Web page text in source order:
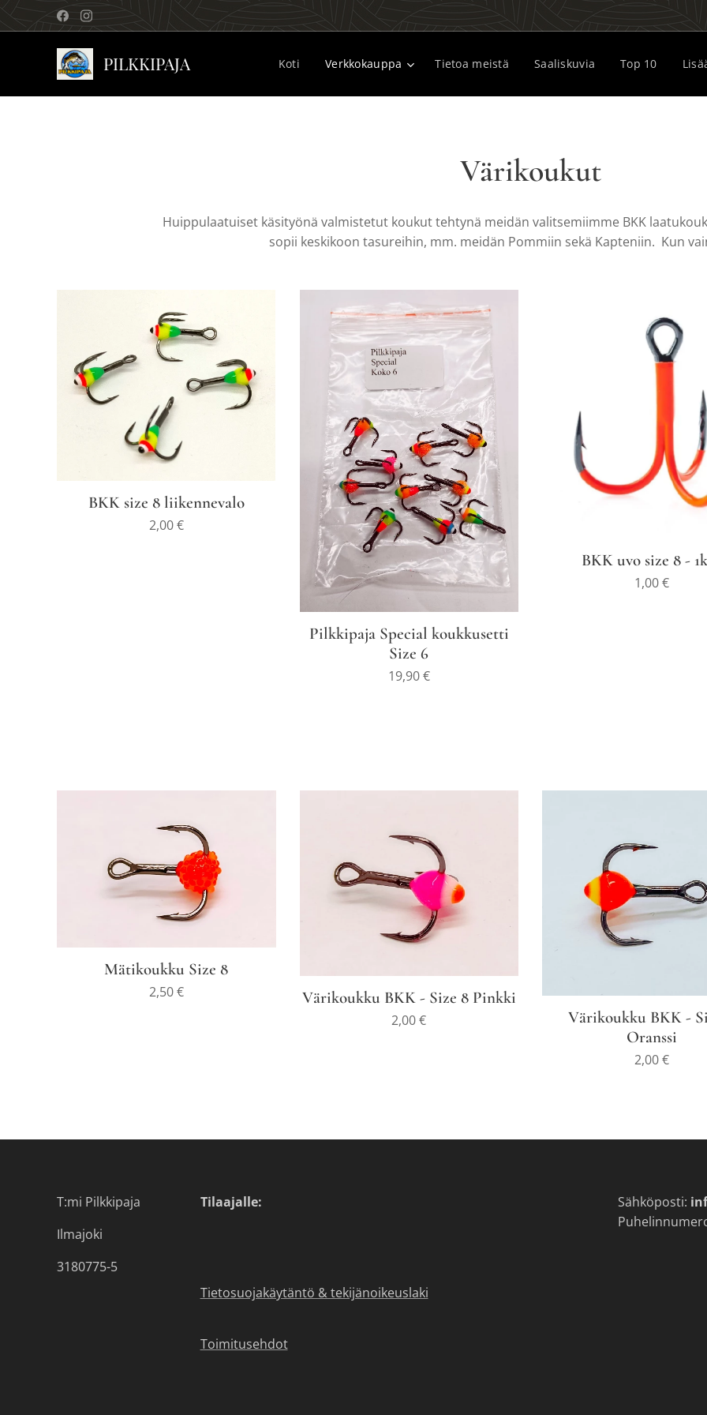
PILKKIPAJA Koti Verkkokauppa Tietoa meistä Saaliskuvia Top 10
Värikoukut
Huippulaatuiset käsityönä valmistetut koukut tehtynä meidän valitsemiimme BKK
sopii keskikoon tasureihin, mm. meidän Pommiin sekä Kapteniin. Kun
BKK size 8 liikennevalo
2,00€
Pilkkipaja Special koukkusetti
Size 6
19,90€
BKK uvo size 8 -
1,00€
Mätikoukku Size 8
2,50€ Värikoukku BKK - Size 8 Pinkki
2,00€
Värikoukku BKK -
Oranssi
2,00€
T:mi Pilkkipaja
Ilmajoki
3180775-5
Tilaajalle: Sähköposti:
Tietosuojakäytäntö & tekijänoikeuslaki
Toimitusehdot